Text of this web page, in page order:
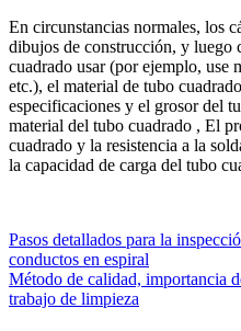
En circunstancias normales, los
dibujos de construcción, y luego
cuadrado usar (por ejemplo, use
etc.), el material de tubo
especificaciones y el grosor del
material del tubo cuadrado , El
cuadrado y la resistencia a la
la capacidad de carga del tubo
Pasos detallados para la
conductos en espiral
Método de calidad, importancia
trabajo de limpieza